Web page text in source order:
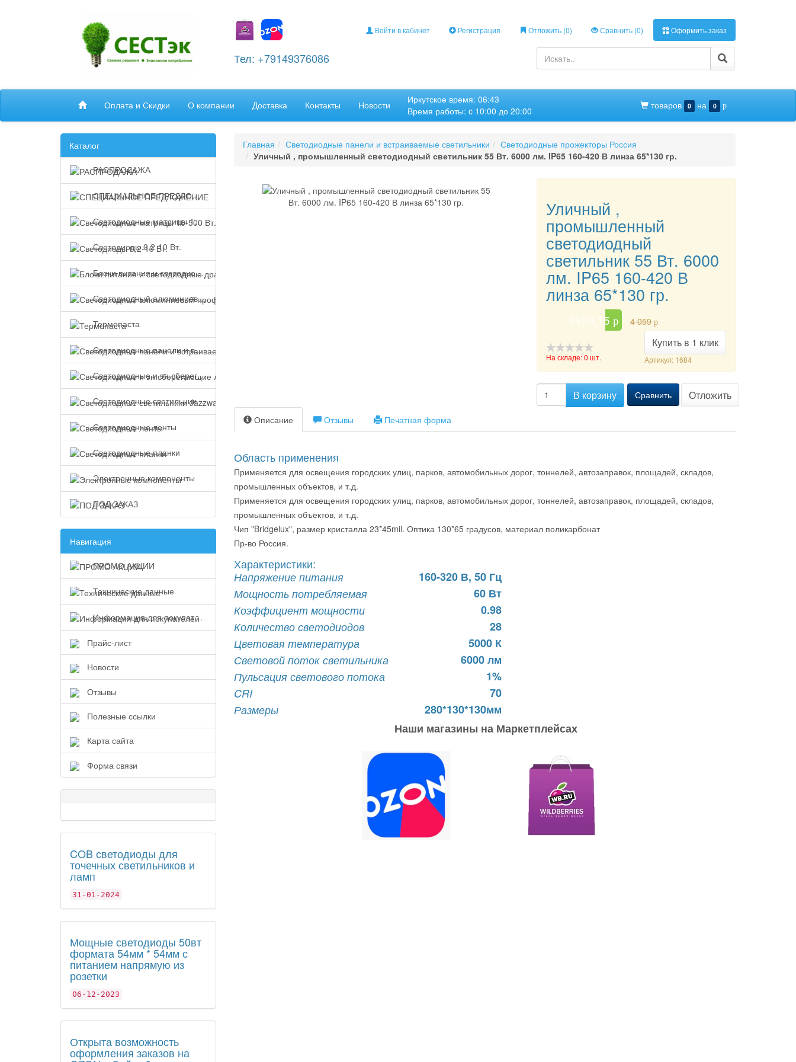
Войти в кабинет Регистрация Отложить (0) Сравнить (0) Оформить заказ
Тел: +79149376086
Оплата и Скидки О компании Доставка Контакты Новости товаров 0 на 0 p
Иркутское время: 06:43
Время работы: c 10:00 до 20:00
Каталог
РАСПРОДАЖА
СПЕЦИАЛЬНОЕ ПРЕДЛОЖЕНИЕ
Светодиодные матрицы 10-500 Вт.
Светодиоды 0,2-10 Вт.
Блоки питания и светодиодные драйверы
Светодиодный алюминиевый профиль
Термопаста
Светодиодные панели и встраиваемые светильники
Светодиодные и эн.сберегающие лампы
Светодиодные светильники Jazzway
Светодиодные ленты
Светодиодные планки
Электронные компоненты
ПОД ЗАКАЗ
Навигация
ПРОМО АКЦИИ
Технические данные
Информация для покупателей
Прайс-лист
Новости
Отзывы
Полезные ссылки
Карта сайта
Форма связи
COB светодиоды для
точечных светильников и
ламп
31-01-2024
Мощные светодиоды 50вт
формата 54мм * 54мм с
питанием напрямую из
розетки
06-12-2023
Открыта возможность
оформления заказов на
Главная Светодиодные панели и встраиваемые светильники
Светодиодные прожекторы Россия
Уличный , промышленный светодиодный светильник 55 Вт. 6000 лм. IP65 160-420 В линза 65*130 гр.
Уличный ,
промышленный
светодиодный
светильник 55 Вт. 6000
лм. IP65 160-420 В
линза 65*130 гр.
3450.15 p 4 059 p
Купить в 1 клик
Артикул: 1684
На складе: 0 шт.
В корзину Сравнить Отложить
Описание Отзывы Печатная форма
Область применения
Применяется для освещения городских улиц, парков, автомобильных дорог, тоннелей, автозаправок, площадей, складов,
промышленных объектов, и т.д.
Применяется для освещения городских улиц, парков, автомобильных дорог, тоннелей, автозаправок, площадей, складов,
промышленных объектов, и т.д.
Чип "Bridgelux", размер кристалла 23*45mil. Оптика 130*65 градусов, материал поликарбонат
Пр-во Россия.
Характеристики:
Напряжение питания 160-320 В, 50 Гц
Мощность потребляемая 60 Вт
Коэффициент мощности 0.98
Количество светодиодов 28
Цветовая температура 5000 К
Световой поток светильника 6000 лм
Пульсация светового потока 1%
CRI 70
Размеры
280*130*130мм
Наши магазины на Маркетплейсах